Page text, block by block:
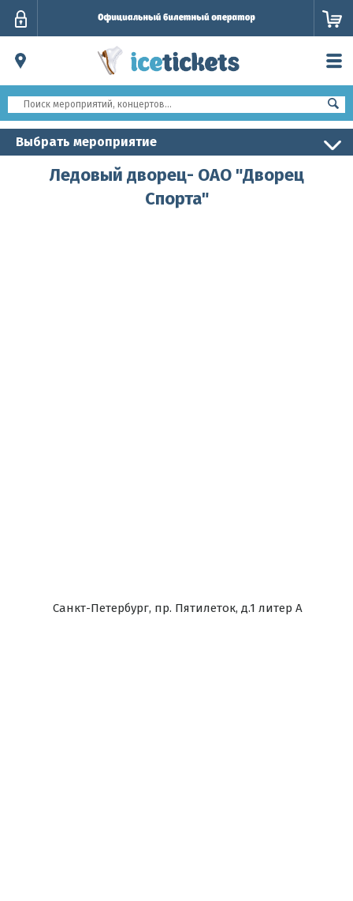
Выбрать мероприятие
Ледовый дворец- ОАО "Дворец
Спорта"
Санкт-Петербург, пр. Пятилеток, д.1 литер А